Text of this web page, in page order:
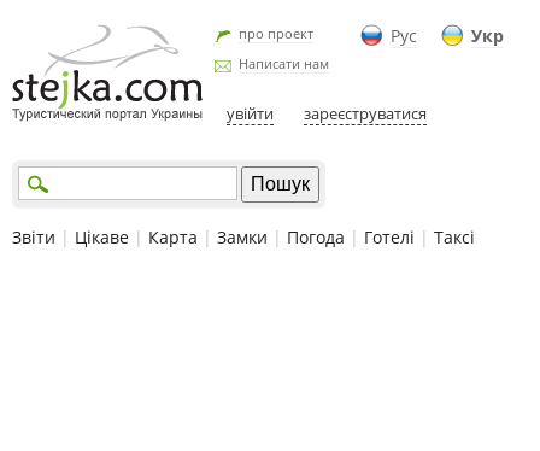
Рус Укр
про проект
Написати нам
увійти зареєструватися
Звіти | Цікаве | Карта | Замки | Погода | Готелі | Таксі